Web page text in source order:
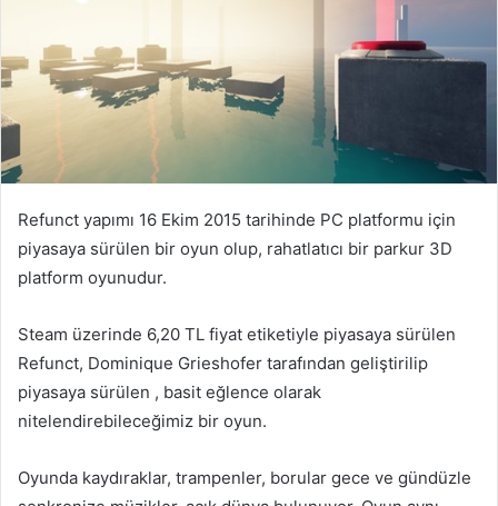
Refunct yapımı 16 Ekim 2015 tarihinde PC platformu için
piyasaya sürülen bir oyun olup, rahatlatıcı bir parkur 3D
platform oyunudur.
Steam üzerinde 6,20 TL fiyat etiketiyle piyasaya sürülen
Refunct, Dominique Grieshofer tarafından geliştirilip
piyasaya sürülen , basit eğlence olarak
nitelendirebileceğimiz bir oyun.
Oyunda kaydıraklar, trampenler, borular gece ve gündüzle